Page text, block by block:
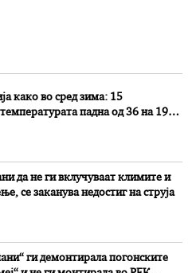
како во сред зима: 15
падна од 36 на 19
да не ги вклучуваат климите и
се заканува недостиг на струја
ги демонтирала погонските